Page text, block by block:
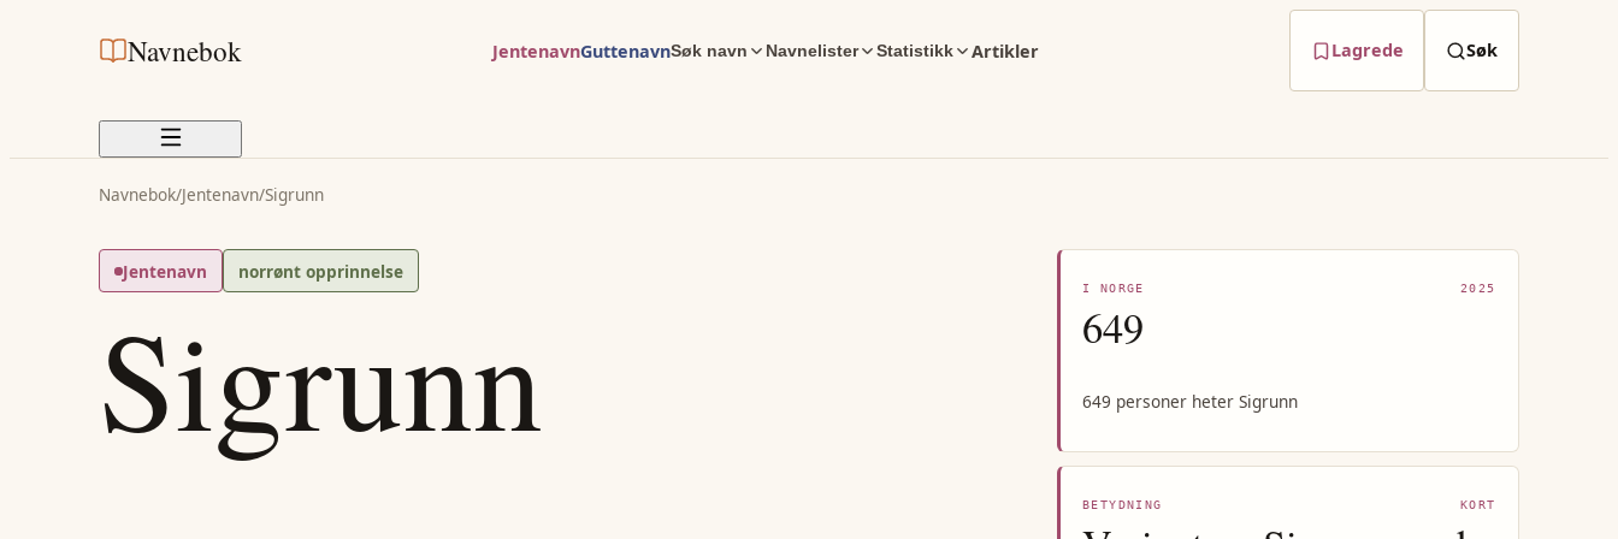
Navnebok JentenavnGuttenavnSøk navn Navnelister Statistikk Artikler Lagrede Søk
Navnebok/Jentenavn/Sigrunn
Jentenavn norrønt opprinnelse
Sigrunn I NORGE 2025
649
649 personer heter Sigrunn
BETYDNING KORT